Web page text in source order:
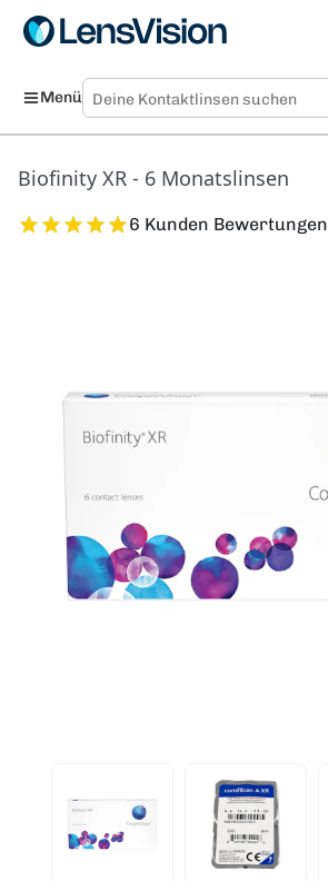
Menü
Biofinity XR - 6 Monatslinsen
6 Kunden Bewertungen